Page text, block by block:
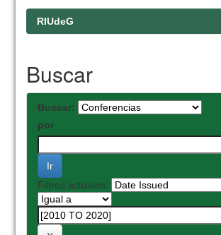
RIUdeG
Buscar
Buscar:
por
Filtros actuales: